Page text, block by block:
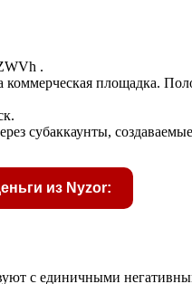
.
площадка.
субаккаунты,
из Nyzor:
с единичными